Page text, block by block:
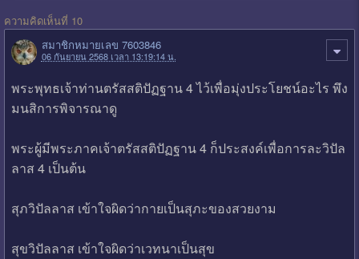
ความคิดเห็นที่ 10
สมาชิกหมายเลข 7603846
06 กันยายน 2568 เวลา 13:19:14 น.
พระพุทธเจ้าท่านตรัสสติปัฏฐาน 4 ไว้เพื่อมุ่งประโยชน์อะไร พึง
มนสิการพิจารณาดู
พระผู้มีพระภาคเจ้าตรัสสติปัฏฐาน 4 ก็ประสงค์เพื่อการละวิปัล
ลาส 4 เป็นต้น
สุภวิปัลลาส เข้าใจผิดว่ากายเป็นสุภะของสวยงาม
สุขวิปัลลาส เข้าใจผิดว่าเวทนาเป็นสุข